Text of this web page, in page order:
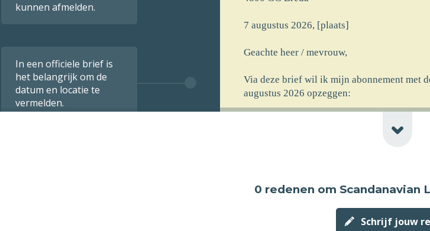
kunnen afmelden.
In een officiele brief is
het belangrijk om de
datum en locatie te
vermelden.
7 augustus 2026, [plaats]
Geachte heer / mevrouw,
Via deze brief wil ik mijn abonnement met
augustus 2026 opzeggen:
De incassomachtiging ten laste van mijn
7 augustus 2026 laten vervallen.
0 redenen om Scandanavian
Schrijf jouw